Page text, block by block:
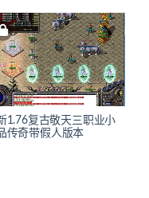
1.76复古敬天三职业小
传奇带假人版本